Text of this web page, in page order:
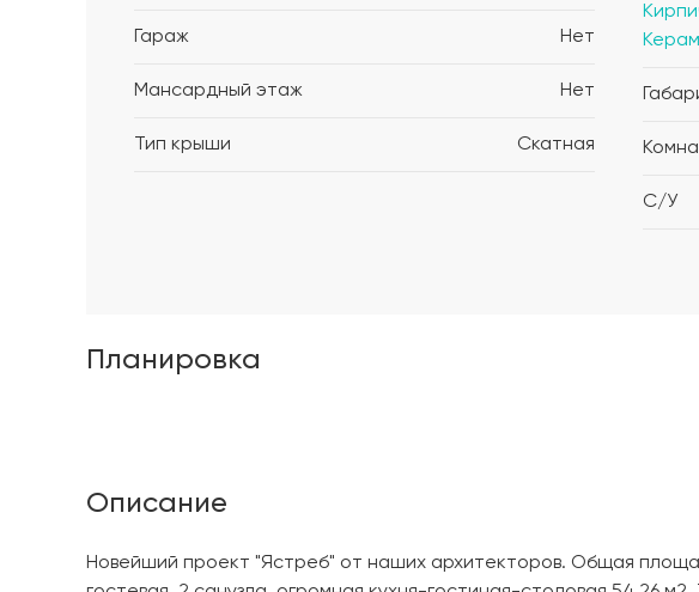
Гараж Нет
Мансардный этаж Нет
Тип крыши Скатная
С/У
Планировка
Описание
Новейший проект "Ястреб" от наших архитекторов. Общая